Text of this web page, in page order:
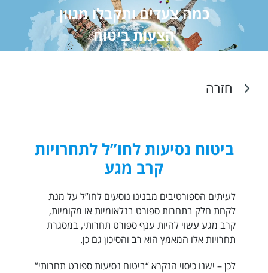
כמה צעדים ותקבלו מגוון
הצעות ביטוח
חזרה
ביטוח נסיעות לחו”ל לתחרויות
קרב מגע
לעיתים הספורטיבים מבנינו נוסעים לחו”ל על מנת
לקחת חלק בתחרות ספורט בנלאומיות או מקומיות,
קרב מגע עשוי להיות ענף ספורט תחרותי, במסגרת
תחרויות אלו המאמץ הוא רב והסיכון גם כן.
לכן – ישנו כיסוי הנקרא “ביטוח נסיעות ספורט תחרותי”